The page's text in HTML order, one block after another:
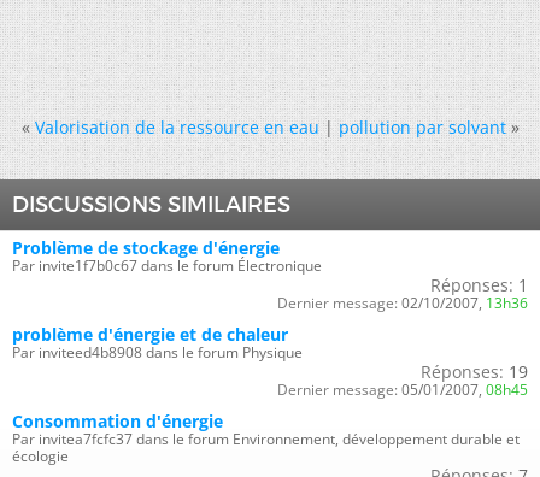
« Valorisation de la ressource en eau|pollution par solvant »
DISCUSSIONS SIMILAIRES
Problème de stockage d'énergie
Par invite1f7b0c67 dans le forum Électronique
Réponses: 1
Dernier message: 02/10/2007, 13h36
problème d'énergie et de chaleur
Par inviteed4b8908 dans le forum Physique
Réponses: 19
Dernier message: 05/01/2007, 08h45
Consommation d'énergie
Par invitea7fcfc37 dans le forum Environnement, développement durable et
écologie